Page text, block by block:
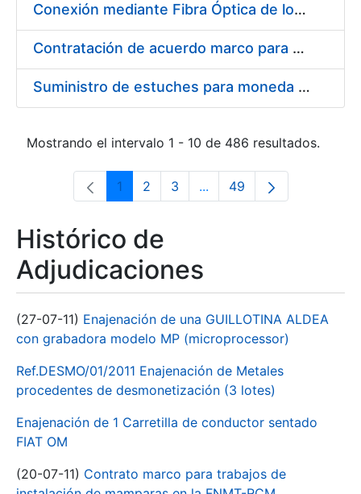
Conexión mediante Fibra Óptica de los Centros de Proceso de Datos (CPDs) de las sedes de la FNMT-RCM de Burgos y Madrid
Contratación de acuerdo marco para el Suministro de Material de Electricidad para la Fábrica Nacional de Moneda y Timbre-Real Casa de la Moneda en su centro de trabajo de Burgos
Suministro de estuches para moneda de 30 €
Mostrando el intervalo 1 - 10 de 486 resultados.
Página
1 Página
2 Página
3 ...Páginas intermedias Use
Página
49
Histórico de
Adjudicaciones
(27-07-11) Enajenación de una GUILLOTINA ALDEA
con grabadora modelo MP (microprocessor)
Ref.DESMO/01/2011 Enajenación de Metales
procedentes de desmonetización (3 lotes)
Enajenación de 1 Carretilla de conductor sentado
FIAT OM
(20-07-11) Contrato marco para trabajos de